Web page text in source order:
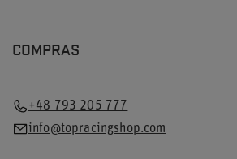
COMPRAS
+48 793 205 777
info@topracingshop.com